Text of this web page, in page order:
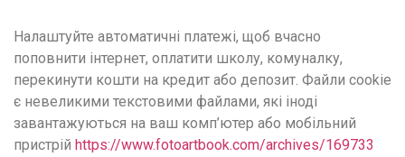
и
визуальное
оформление.
Среди
таких
обсуждений
Налаштуйте автоматичні платежі, щоб вчасно
поповнити інтернет, оплатити школу, комуналку,
перекинути кошти на кредит або депозит. Файли cookie
є невеликими текстовими файлами, які іноді
завантажуються на ваш комп’ютер або мобільний
пристрій https://www.fotoartbook.com/archives/169733